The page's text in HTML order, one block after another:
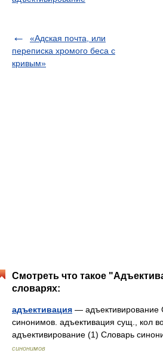
«Адская почта, или
переписка хромого беса с
кривым»
Смотреть что такое
словарях:
адъективация — адъективирование
синонимов. адъективация сущ., кол
адъективирование (1) Словарь
синонимов